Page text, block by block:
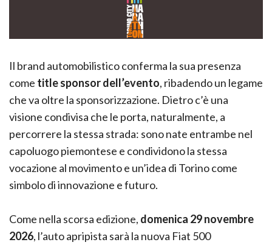
Il brand automobilistico conferma la sua presenza
come title sponsor dell’evento, ribadendo un legame
che va oltre la sponsorizzazione. Dietro c’è una
visione condivisa che le porta, naturalmente, a
percorrere la stessa strada: sono nate entrambe nel
capoluogo piemontese e condividono la stessa
vocazione al movimento e un’idea di Torino come
simbolo di innovazione e futuro.
Come nella scorsa edizione, domenica 29 novembre
2026, l’auto apripista sarà la nuova Fiat 500